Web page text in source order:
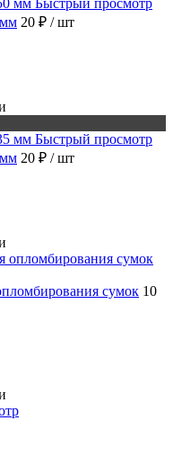
Быстрый просмотр
20 ₽ / шт
Быстрый просмотр
20 ₽ / шт
сумок 10